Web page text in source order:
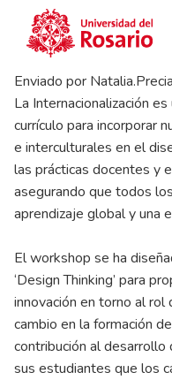
Pasar al contenido principal
Enviado por
La Internacionalización
currículo para incorporar
e interculturales en el
las prácticas docentes y
asegurando que todos
aprendizaje global y una
El workshop se ha
‘Design Thinking’ para
innovación en torno al
cambio en la formación
contribución al
sus estudiantes que los